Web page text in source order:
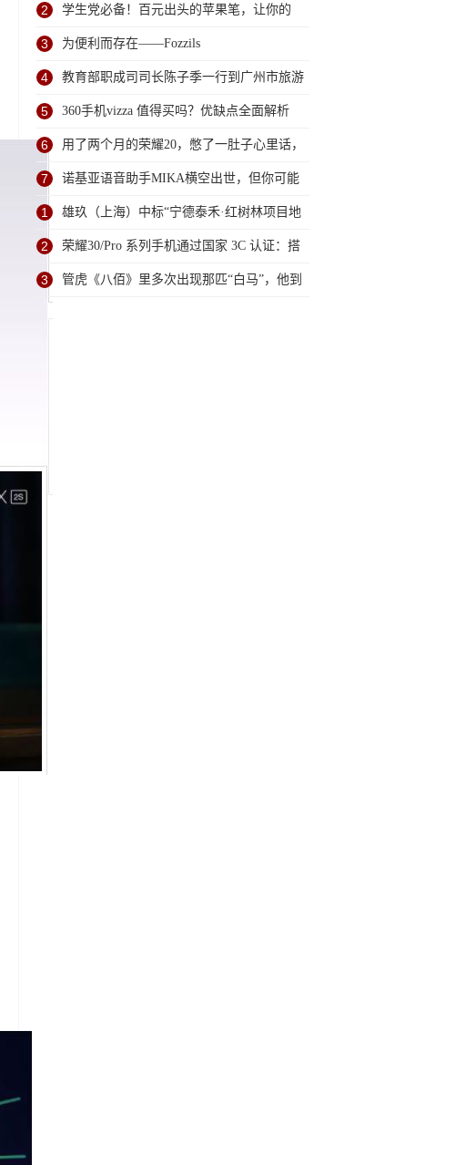
2 学生党必备！百元出头的苹果笔，让你的
iPad成为学习神器
3 为便利而存在——Fozzils
4 教育部职成司司长陈子季一行到广州市旅游
商务职业学校考察调研
5 360手机vizza 值得买吗？优缺点全面解析
6 用了两个月的荣耀20，憋了一肚子心里话，
今天终于一吐为快
7 诺基亚语音助手MIKA横空出世，但你可能
用不上！
1 雄玖（上海）中标“宁德泰禾·红树林项目地
下室基坑支护”
2 荣耀30/Pro 系列手机通过国家 3C 认证：搭
载 40W 快充
3 管虎《八佰》里多次出现那匹“白马”，他到